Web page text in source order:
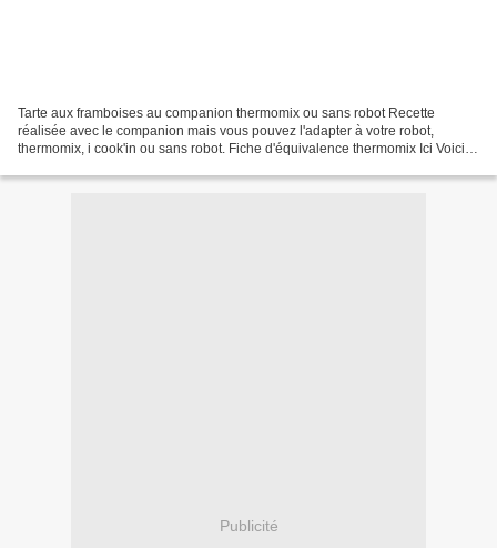
Tarte aux framboises au companion thermomix ou sans robot Recette
réalisée avec le companion mais vous pouvez l'adapter à votre robot,
thermomix, i cook'in ou sans robot. Fiche d'équivalence thermomix Ici Voici
Publicité